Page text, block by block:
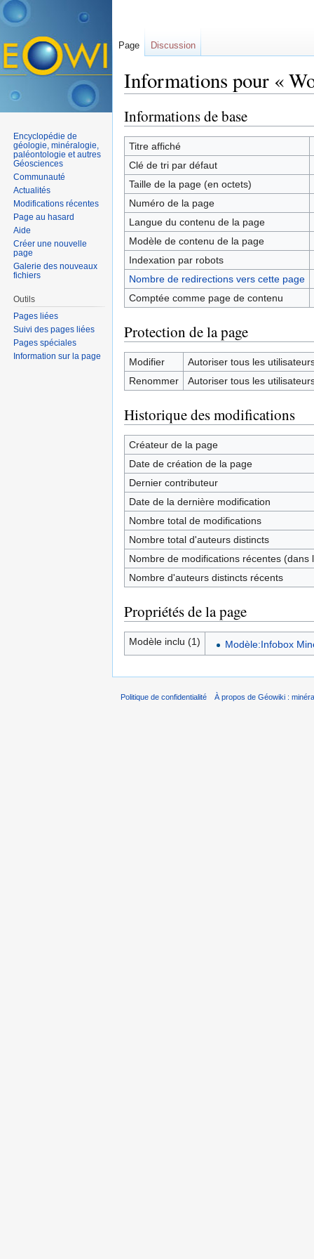
Informations pour «
Informations de base
Titre affiché
Clé de tri par défaut
Taille de la page (en octets)
Numéro de la page
Langue du contenu de la page
Modèle de contenu de la page
Indexation par robots
Nombre de redirections vers cette page
Comptée comme page de contenu
Protection de la page
Modifier
Autoriser tous les
Renommer
Autoriser tous les
Historique des modifications
Créateur de la page
Date de création de la page
Dernier contributeur
Date de la dernière modification
Nombre total de modifications
Nombre total d'auteurs distincts
Nombre de modifications récentes (dans
Nombre d'auteurs distincts récents
Propriétés de la page
Modèle inclu (1) Modèle:Infobox
Page Discussion
Encyclopédie de
géologie, minéralogie,
paléontologie et autres
Géosciences
Communauté
Actualités
Modifications récentes
Page au hasard
Aide
Créer une nouvelle
page
Galerie des nouveaux
fichiers
Outils
Pages liées
Suivi des pages liées
Pages spéciales
Information sur la page
Politique de confidentialité À propos de Géowiki :